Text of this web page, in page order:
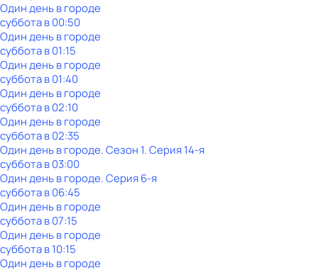
Один день в городе
субботав00:50
Один день в городе
субботав01:15
Один день в городе
субботав01:40
Один день в городе
субботав02:10
Один день в городе
субботав02:35
Один день в городе. Сезон 1. Серия 14-я
субботав03:00
Один день в городе. Серия 6-я
субботав06:45
Один день в городе
субботав07:15
Один день в городе
субботав10:15
Один день в городе